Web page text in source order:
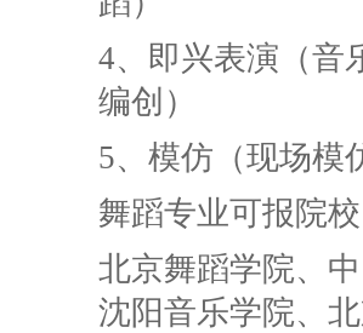
4、即兴表演（音
编创）
5、模仿（现场模
舞蹈专业可报院
北京舞蹈学院、
沈阳音乐学院、